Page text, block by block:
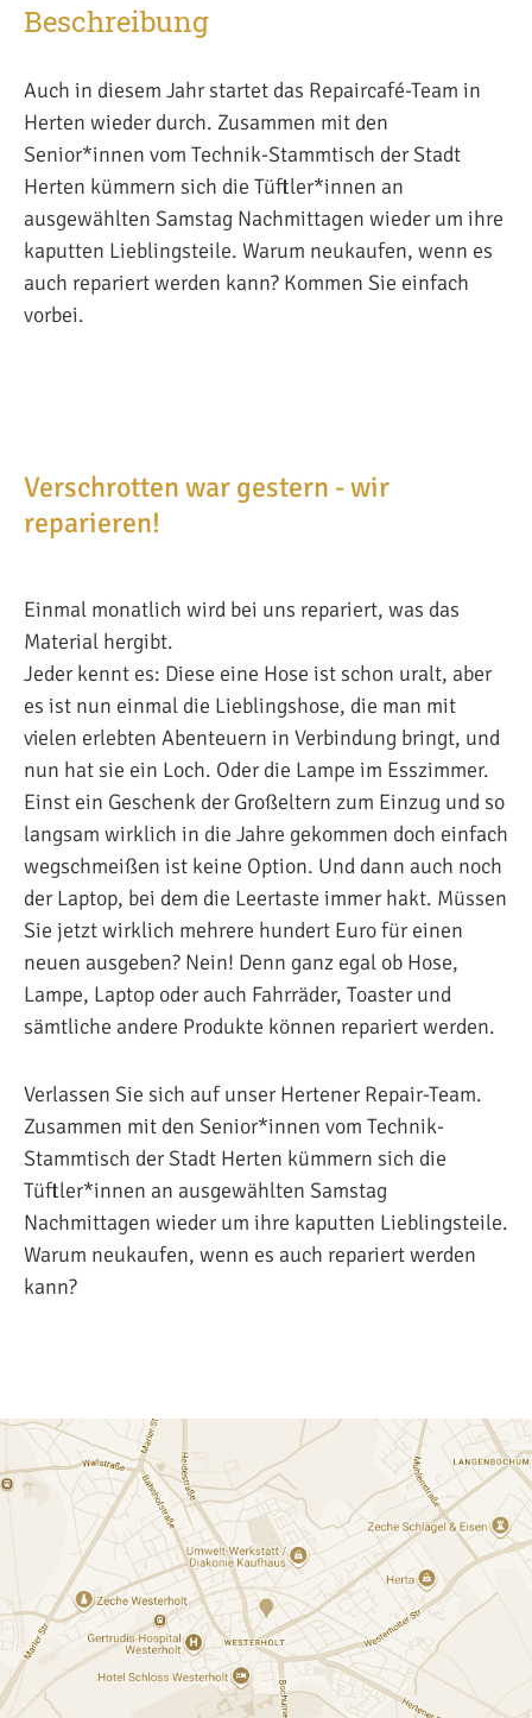
Beschreibung
Auch in diesem Jahr startet das Repaircafé-Team in
Herten wieder durch. Zusammen mit den
Senior*innen vom Technik-Stammtisch der Stadt
Herten kümmern sich die Tüftler*innen an
ausgewählten Samstag Nachmittagen wieder um ihre
kaputten Lieblingsteile. Warum neukaufen, wenn es
auch repariert werden kann? Kommen Sie einfach
vorbei.
Verschrotten war gestern - wir
reparieren!
Einmal monatlich wird bei uns repariert, was das
Material hergibt.
Jeder kennt es: Diese eine Hose ist schon uralt, aber
es ist nun einmal die Lieblingshose, die man mit
vielen erlebten Abenteuern in Verbindung bringt, und
nun hat sie ein Loch. Oder die Lampe im Esszimmer.
Einst ein Geschenk der Großeltern zum Einzug und so
langsam wirklich in die Jahre gekommen doch einfach
wegschmeißen ist keine Option. Und dann auch noch
der Laptop, bei dem die Leertaste immer hakt. Müssen
Sie jetzt wirklich mehrere hundert Euro für einen
neuen ausgeben? Nein! Denn ganz egal ob Hose,
Lampe, Laptop oder auch Fahrräder, Toaster und
sämtliche andere Produkte können repariert werden.
Verlassen Sie sich auf unser Hertener Repair-Team.
Zusammen mit den Senior*innen vom Technik-
Stammtisch der Stadt Herten kümmern sich die
Tüftler*innen an ausgewählten Samstag
Nachmittagen wieder um ihre kaputten Lieblingsteile.
Warum neukaufen, wenn es auch repariert werden
kann?